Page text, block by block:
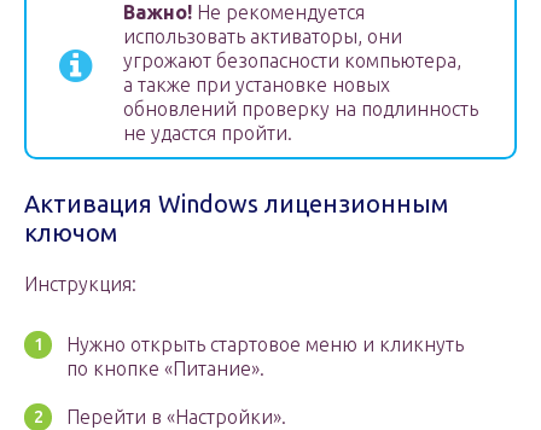
Важно! Не рекомендуется
использовать активаторы, они
угрожают безопасности компьютера,
а также при установке новых
обновлений проверку на подлинность
не удастся пройти.
Активация Windows лицензионным
ключом
Инструкция:
Нужно открыть стартовое меню и кликнуть
по кнопке «Питание».
Перейти в «Настройки».